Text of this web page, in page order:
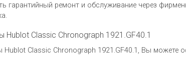
гарантийный ремонт и обслуживание через
Classic Chronograph 1921.GF40.1
Classic Chronograph 1921.GF40.1, Вы можете